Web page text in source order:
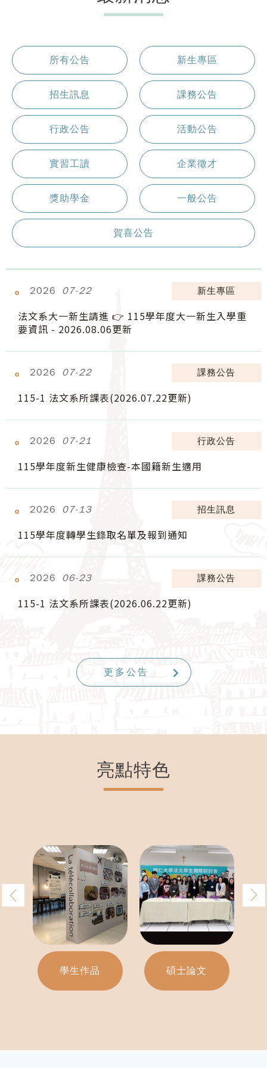
所有公告 新生專區
招生訊息 課務公告
行政公告 活動公告
實習工讀 企業徵才
獎助學金 一般公告
賀喜公告
2026 07-22 新生專區
法文系大一新生請進 👉 115學年度大一新生入學重
要資訊 - 2026.08.06更新
2026 07-22 課務公告
115-1 法文系所課表(2026.07.22更新)
2026 07-21 行政公告
115學年度新生健康檢查-本國籍新生適用
2026 07-13 招生訊息
115學年度轉學生錄取名單及報到通知
2026 06-23 課務公告
115-1 法文系所課表(2026.06.22更新)
更多公告
亮點特色
學生作品 碩士論文